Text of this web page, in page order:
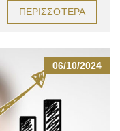
ΠΕΡΙΣΣΌΤΕΡΑ
06/10/2024